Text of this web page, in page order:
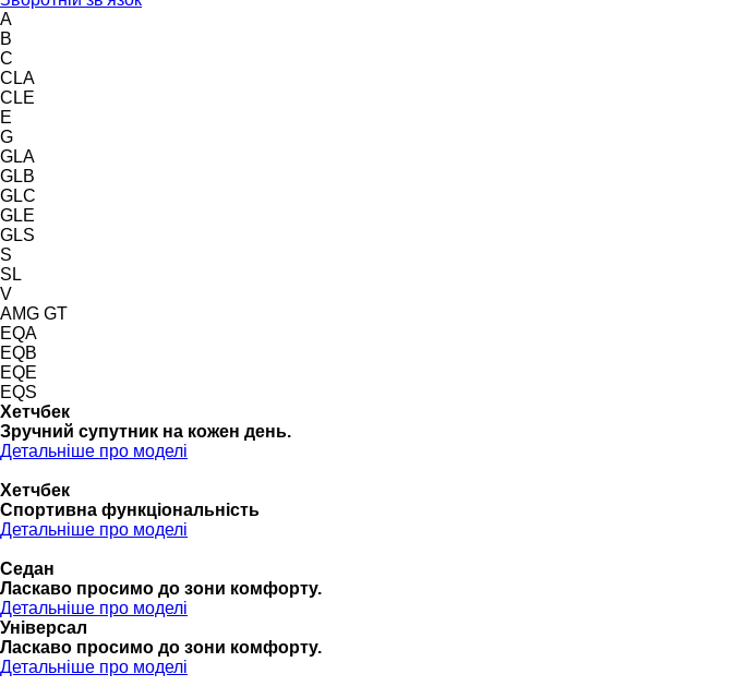
A
B
C
CLA
CLE
E
G
GLA
GLB
GLC
GLE
GLS
S
SL
V
AMG GT
EQA
EQB
EQE
EQS
Хетчбек
Зручний супутник на кожен день.
Детальніше про моделі
Хетчбек
Спортивна функціональність
Детальніше про моделі
Седан
Ласкаво просимо до зони комфорту.
Детальніше про моделі
Універсал
Ласкаво просимо до зони комфорту.
Детальніше про моделі